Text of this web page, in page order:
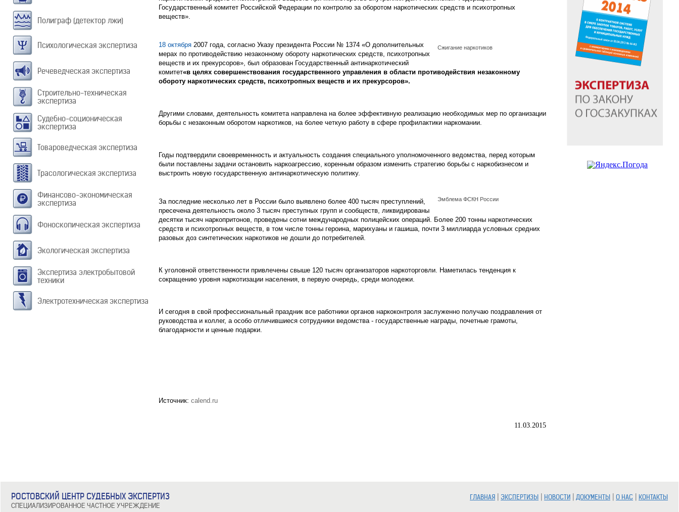
Полиграф (детектор лжи)
Психологическая экспертиза
Речеведческая экспертиза
Строительно-техническая
экспертиза
Судебно-соционическая
экспертиза
Товароведческая экспертиза
Трасологическая экспертиза
Финансово-экономическая
экспертиза
Фоноскопическая экспертиза
Экологическая экспертиза
Экспертиза электробытовой
техники
Электротехническая экспертиза
Государственный комитет Российской Федерации по контролю за оборотом наркотических средств и психотропных
веществ».
Сжигание наркотиков
18 октября 2007 года, согласно Указу президента России № 1374 «О дополнительных
мерах по противодействию незаконному обороту наркотических средств, психотропных
веществ и их прекурсоров», был образован Государственный антинаркотический
комитет«в целях совершенствования государственного управления в области противодействия незаконному
обороту наркотических средств, психотропных веществ и их прекурсоров».
Другими словами, деятельность комитета направлена на более эффективную реализацию необходимых мер по организации
борьбы с незаконным оборотом наркотиков, на более четкую работу в сфере профилактики наркомании.
Годы подтвердили своевременность и актуальность создания специального уполномоченного ведомства, перед которым
были поставлены задачи остановить наркоагрессию, коренным образом изменить стратегию борьбы с наркобизнесом и
выстроить новую государственную антинаркотическую политику.
Эмблема ФСКН России
За последние несколько лет в России было выявлено более 400 тысяч преступлений,
пресечена деятельность около 3 тысяч преступных групп и сообществ, ликвидированы
десятки тысяч наркопритонов, проведены сотни международных полицейских операций. Более 200 тонны наркотических
средств и психотропных веществ, в том числе тонны героина, марихуаны и гашиша, почти 3 миллиарда условных средних
разовых доз синтетических наркотиков не дошли до потребителей.
К уголовной ответственности привлечены свыше 120 тысяч организаторов наркоторговли. Наметилась тенденция к
сокращению уровня наркотизации населения, в первую очередь, среди молодежи.
И сегодня в свой профессиональный праздник все работники органов наркоконтроля заслуженно получаю поздравления от
руководства и коллег, а особо отличившиеся сотрудники ведомства - государственные награды, почетные грамоты,
благодарности и ценные подарки.
Источник: calend.ru
11.03.2015
РОСТОВСКИЙ ЦЕНТР СУДЕБНЫХ ЭКСПЕРТИЗ
СПЕЦИАЛИЗИРОВАННОЕ ЧАСТНОЕ УЧРЕЖДЕНИЕ
ГЛАВНАЯ | ЭКСПЕРТИЗЫ | НОВОСТИ | ДОКУМЕНТЫ | О НАС | КОНТАКТЫ